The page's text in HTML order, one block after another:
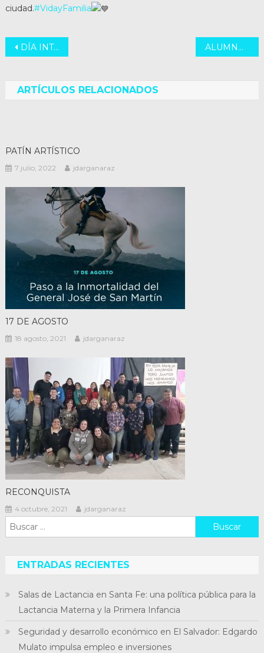
ciudad.#VidayFamilia
Navegación
entradas
DÍA INTERNACIONAL DE LOS DERECHOS DEL NIÑO ALUMNOS DESTACADOS 2021 – CUR
ARTÍCULOS RELACIONADOS
PATÍN ARTÍSTICO
7 julio, 2022 jdarganaraz
17 DE AGOSTO
18 agosto, 2021 jdarganaraz
RECONQUISTA
4 octubre, 2021 jdarganaraz
Buscar:
ENTRADAS RECIENTES
Salas de Lactancia en Santa Fe: una política pública para la
Lactancia Materna y la Primera Infancia
Seguridad y desarrollo económico en El Salvador: Edgardo
Mulato impulsa empleo e inversiones